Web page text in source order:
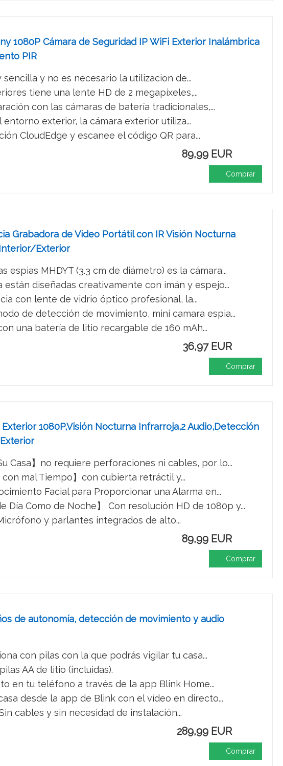
1080P Cámara de Seguridad IP WiFi Exterior Inalámbrica
PIR
y no es necesario la utilizacion de...
tiene una lente HD de 2 megapíxeles,...
con las cámaras de batería tradicionales,...
exterior, la cámara exterior utiliza...
CloudEdge y escanee el código QR para...
89,99 EUR
Comprar
Grabadora de Video Portátil con IR Visión Nocturna
Exterior
MHDYT (3.3 cm de diámetro) es la cámara...
diseñadas creativamente con imán y espejo...
con lente de vidrio óptico profesional, la...
de detección de movimiento, mini camara espia...
una batería de litio recargable de 160 mAh...
36,97 EUR
Comprar
1080P,Visión Nocturna Infrarroja,2 Audio,Detección
Casa】no requiere perforaciones ni cables, por lo...
mal Tiempo】con cubierta retráctil y...
Facial para Proporcionar una Alarma en...
Día Como de Noche】 Con resolución HD de 1080p y...
y parlantes integrados de alto...
89,99 EUR
Comprar
de autonomía, detección de movimiento y audio
con pilas con la que podrás vigilar tu casa...
AA de litio (incluidas).
en tu teléfono a través de la app Blink Home...
desde la app de Blink con el vídeo en directo...
cables y sin necesidad de instalación...
289,99 EUR
Comprar